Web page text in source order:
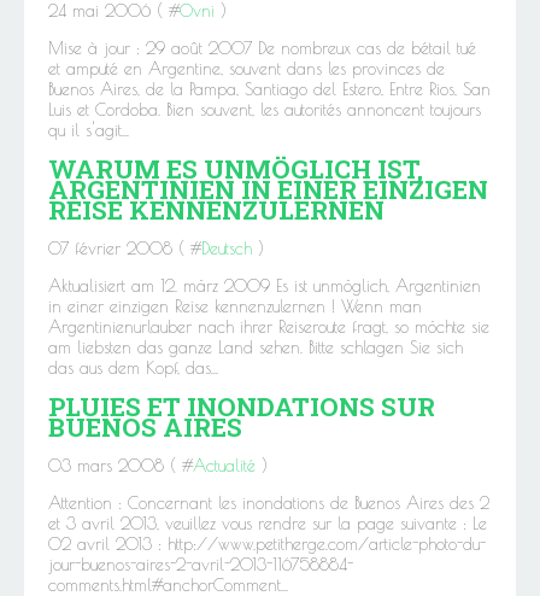
24 mai 2006 ( #Ovni )
Mise à jour : 29 août 2007 De nombreux cas de bétail tué
et amputé en Argentine, souvent dans les provinces de
Buenos Aires, de la Pampa, Santiago del Estero, Entre Rios, San
Luis et Cordoba. Bien souvent, les autorités annoncent toujours
qu il s'agit...
WARUM ES UNMÖGLICH IST,
ARGENTINIEN IN EINER EINZIGEN
REISE KENNENZULERNEN
07 février 2008 ( #Deutsch )
Aktualisiert am 12. märz 2009 Es ist unmöglich, Argentinien
in einer einzigen Reise kennenzulernen ! Wenn man
Argentinienurlauber nach ihrer Reiseroute fragt, so möchte sie
am liebsten das ganze Land sehen. Bitte schlagen Sie sich
das aus dem Kopf, das...
PLUIES ET INONDATIONS SUR
BUENOS AIRES
03 mars 2008 ( #Actualité )
Attention : Concernant les inondations de Buenos Aires des 2
et 3 avril 2013, veuillez vous rendre sur la page suivante : Le
02 avril 2013 : http://www.petitherge.com/article-photo-du-
jour-buenos-aires-2-avril-2013-116758884-
comments.html#anchorComment...